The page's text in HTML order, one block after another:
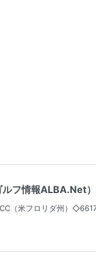
ルフ情報ALBA.Net
（米フロリダ州）